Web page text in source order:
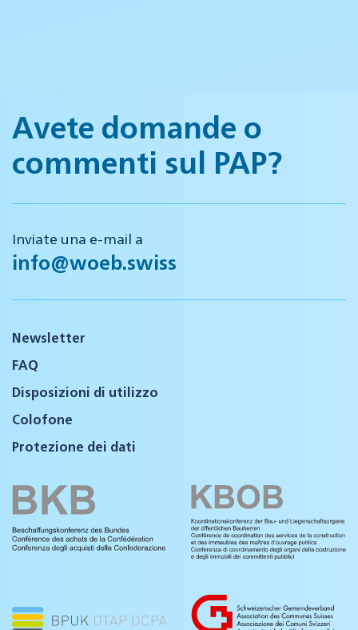
Avete domande o
commenti sul PAP?
Inviate una e-mail a
info@woeb.swiss
Newsletter
FAQ
Disposizioni di utilizzo
Colofone
Protezione dei dati